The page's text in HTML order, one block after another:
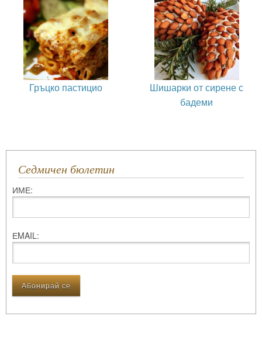
Гръцко пастицио
Шишарки от сирене с
бадеми
Седмичен бюлетин
ИМЕ:
ЕMAIL: